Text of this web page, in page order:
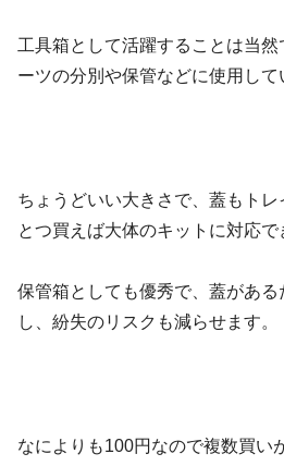
工具箱として活躍することは当
ーツの分別や保管などに使用して
ちょうどいい大きさで、蓋もト
とつ買えば大体のキットに対応で
保管箱としても優秀で、蓋があ
し、紛失のリスクも減らせます。
なによりも100円なので複数買い